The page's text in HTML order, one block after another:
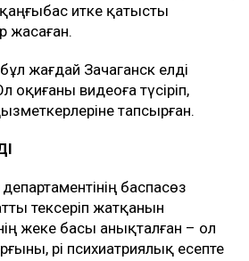
итке қатысты
жасаған.
жағдай Зачаганск елді
оқиғаны видеоға түсіріп,
тапсырған.
баспасөз
тексеріп жатқанын
жеке басы анықталған – ол
әрі психиатриялық есепте